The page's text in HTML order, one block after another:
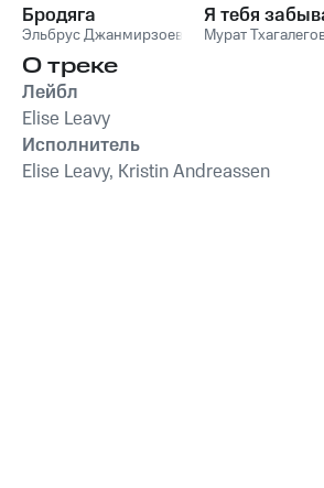
Бродяга
Эльбрус Джанмирзоев
Я тебя
Мурат
О треке
Лейбл
Elise Leavy
Исполнитель
Elise Leavy, Kristin Andreassen